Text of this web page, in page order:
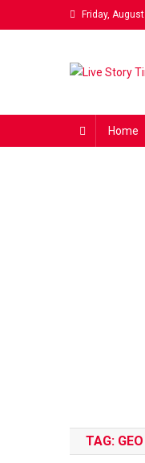
to
Friday,
Home
TAG: